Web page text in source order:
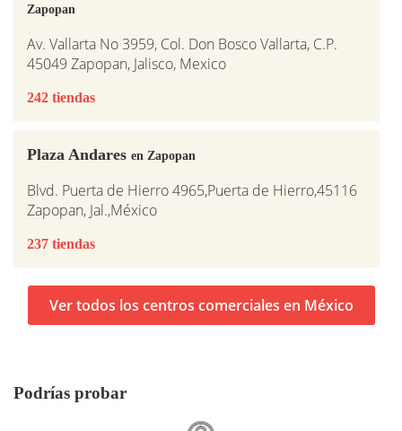
Zapopan
Av. Vallarta No 3959, Col. Don Bosco Vallarta, C.P.
45049 Zapopan, Jalisco, Mexico
242 tiendas
Plaza Andares en Zapopan
Blvd. Puerta de Hierro 4965,Puerta de Hierro,45116
Zapopan, Jal.,México
237 tiendas
Ver todos los centros comerciales en México
Podrías probar